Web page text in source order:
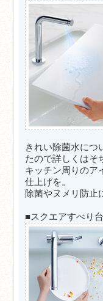
きれい除菌水につ
たので詳しくはそ
キッチン周りのア
仕上げを。
除菌やヌメリ防止
■スクエアすべり